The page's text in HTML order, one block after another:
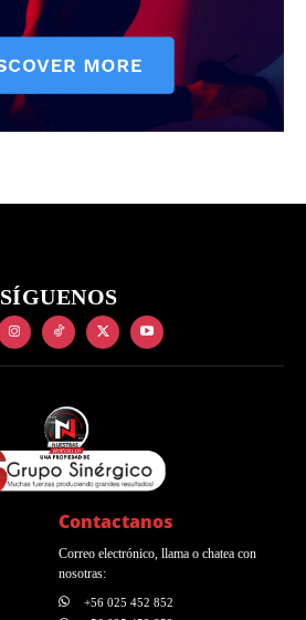
SÍGUENOS
Contactanos
Correo electrónico, llama o chatea con
nosotras:
+56 025 452 852